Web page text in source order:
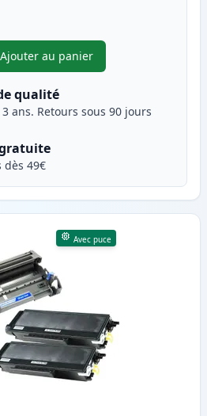
ajuster
Ajouter au panier
,Pack de 5 Brother TN3170
qualité
ans. Retours sous 90 jours
dès 49€
Avec puce